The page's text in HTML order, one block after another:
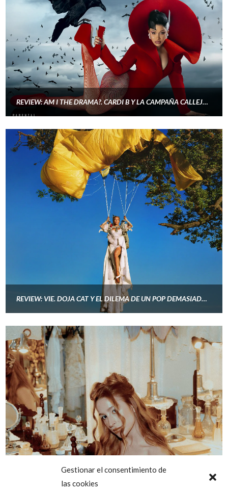
Gestionar el consentimiento de
las cookies
REVIEW: AM I THE DRAMA?. CARDI B Y LA CAMPAÑA CALLEJERA QUE CONVIERTE UN DISCO EN UN FENÓMENO
REVIEW: VIE. DOJA CAT Y EL DILEMA DE UN POP DEMASIADO BLANCO